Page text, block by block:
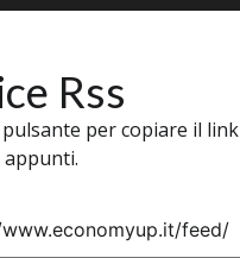
Rss
pulsante per copiare il link
appunti.